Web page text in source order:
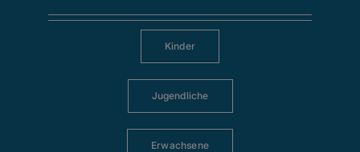
Kinder
Jugendliche
Erwachsene